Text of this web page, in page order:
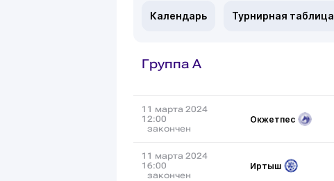
Календарь Турнирная таблица
Группа A
11 марта 2024
12:00
закончен
Окжетпес
11 марта 2024
16:00
закончен
Иртыш